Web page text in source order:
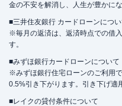
金の不安を解消し、人生が豊かに
■三井住友銀行 カードローンにつ
※毎月の返済は、返済時点での借
す。
■みずほ銀行カードローンについて
※みずほ銀行住宅ローンのご利用
0.5%引き下がります。引き下げ適
■レイクの貸付条件について